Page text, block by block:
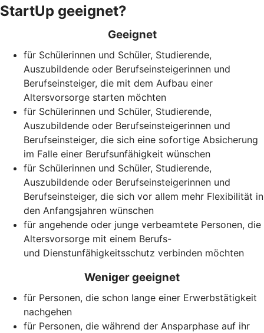
StartUp geeignet?
Geeignet
für Schülerinnen und Schüler, Studierende,
Auszubildende oder Berufseinsteigerinnen und
Berufseinsteiger, die mit dem Aufbau einer
Altersvorsorge starten möchten
für Schülerinnen und Schüler, Studierende,
Auszubildende oder Berufseinsteigerinnen und
Berufseinsteiger, die sich eine sofortige Absicherung
im Falle einer Berufsunfähigkeit wünschen
für Schülerinnen und Schüler, Studierende,
Auszubildende oder Berufseinsteigerinnen und
Berufseinsteiger, die sich vor allem mehr Flexibilität in
den Anfangsjahren wünschen
für angehende oder junge verbeamtete Personen, die
Altersvorsorge mit einem Berufs-
und Dienstunfähigkeitsschutz verbinden möchten
Weniger geeignet
für Personen, die schon lange einer Erwerbstätigkeit
nachgehen
für Personen, die während der Ansparphase auf ihr